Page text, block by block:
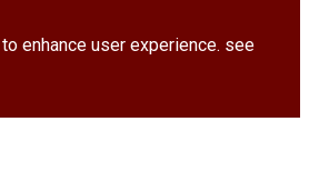
enhance user experience. see